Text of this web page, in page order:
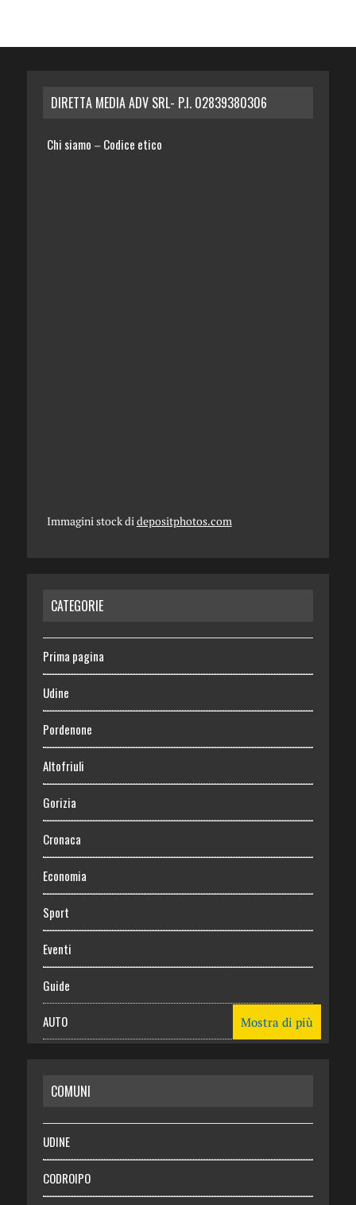
DIRETTA MEDIA ADV SRL- P.I. 02839380306
Chi siamo – Codice etico
Immagini stock di depositphotos.com
CATEGORIE
Prima pagina
Udine
Pordenone
Altofriuli
Gorizia
Cronaca
Economia
Sport
Eventi
Guide
AUTO
RISPARMIO
SALUTE
Necrologie
Mostra di più
COMUNI
UDINE
CODROIPO